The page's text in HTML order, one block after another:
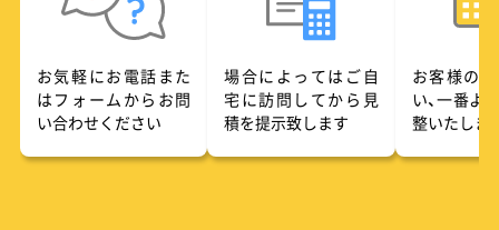
お気軽にお電話また
はフォームからお問
い合わせください
場合によってはご自
宅に訪問してから見
積を提示致します
お客様の
い、一番よ
整いたしま